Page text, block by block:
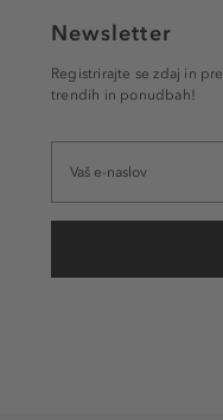
Newsletter
Registrirajte se zdaj in
trendih in ponudbah!